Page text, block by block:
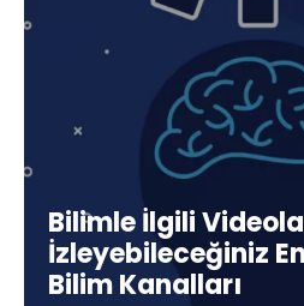
Bilimle İlgili
İzleyebileceğiniz
Bilim Kanalları